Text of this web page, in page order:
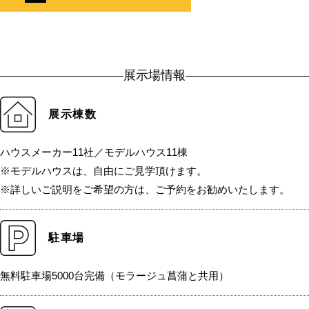
展示場情報
展示棟数
ハウスメーカー11社／モデルハウス11棟
※モデルハウスは、自由にご見学頂けます。
※詳しいご説明をご希望の方は、ご予約をお勧めいたします。
駐車場
無料駐車場5000台完備（モラージュ菖蒲と共用）